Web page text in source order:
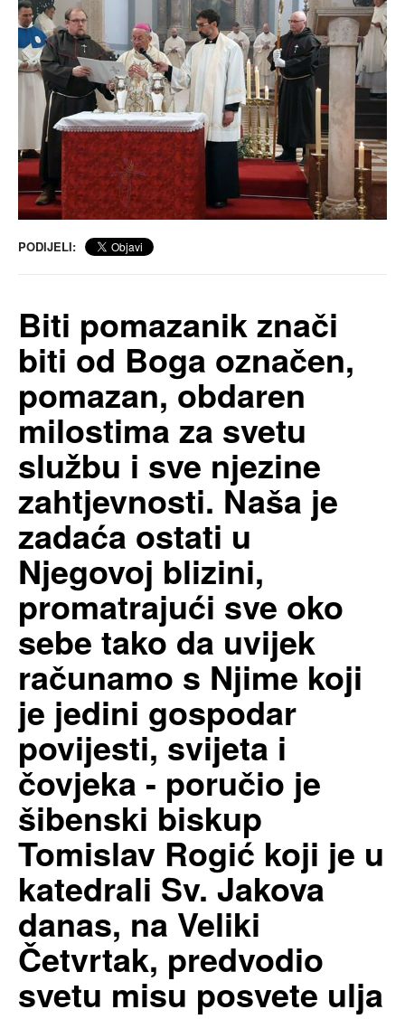
PODIJELI:
Biti pomazanik znači
biti od Boga označen,
pomazan, obdaren
milostima za svetu
službu i sve njezine
zahtjevnosti. Naša je
zadaća ostati u
Njegovoj blizini,
promatrajući sve oko
sebe tako da uvijek
računamo s Njime koji
je jedini gospodar
povijesti, svijeta i
čovjeka - poručio je
šibenski biskup
Tomislav Rogić koji je u
katedrali Sv. Jakova
danas, na Veliki
Četvrtak, predvodio
svetu misu posvete ulja